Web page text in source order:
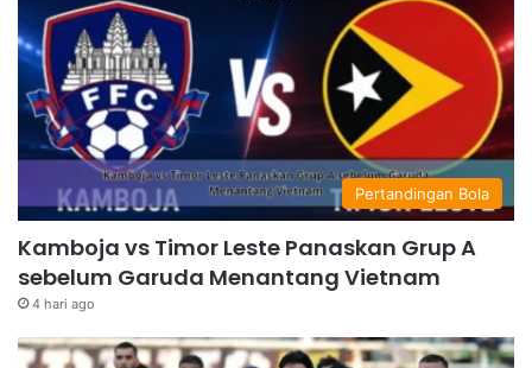
Pertandingan Bola
Kamboja vs Timor Leste Panaskan Grup A
sebelum Garuda Menantang Vietnam
4 hari ago